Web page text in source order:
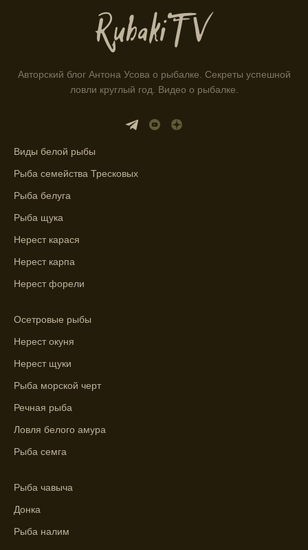
рыбалки и проверяйте прогноз клева.
Находитесь в Московской области? Это
прекрасное место для рыбалки, и прогноз
клева вам в помощь.
Прогноз клева учитывает разные факторы,
условия при выборе дня для рыбалки.
Прогноз клева учитывает фазы луны и
изменения температуры воды для более
Благодаря точному прогнозу, я смог
области.
помогает планировать рыбалку в разные
месяцы.
Инструкция по подготовке к рыбалке
учитывает прогноз клева.
выбирать оптимальное время для рыбной
Авторский блог Антона Усова о рыбалке. Секреты успешной
ловли круглый год. Видео о рыбалке.
Виды белой рыбы
Рыба семейства Тресковых
Рыба белуга
Рыба щука
Нерест карася
Нерест карпа
Нерест форели
Осетровые рыбы
Нерест окуня
Нерест щуки
Рыба морской черт
Речная рыба
Ловля белого амура
Рыба семга
Рыба чавыча
Донка
Рыба налим